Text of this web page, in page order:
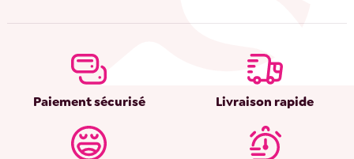
Paiement sécurisé Livraison rapide